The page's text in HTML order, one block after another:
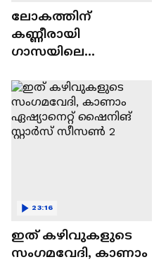
ലോകത്തിന്
കണ്ണീരായി
ഗാസയിലെ
കുഞ്ഞുങ്ങൾ
ഇത് കഴിവുകളുടെ
സംഗമവേദി, കാണാം
23:16